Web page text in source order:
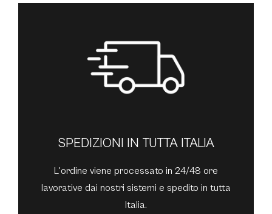
SPEDIZIONI IN TUTTA ITALIA
L'ordine viene processato in 24/48 ore
lavorative dai nostri sistemi e spedito in tutta
Italia.